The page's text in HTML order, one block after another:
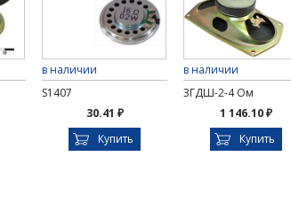
в наличии
S1407
30.41 ₽
Купить
в наличии
3ГДШ-2-4 Ом
1 146.10 ₽
Купить